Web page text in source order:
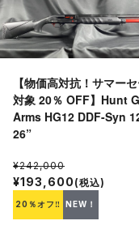
【物価高対抗！サマー
対象 20％ OFF】Hunt
Arms HG12 DDF-Syn
26”
¥242,000
¥193,600 (税込)
20％オフ‼ NEW！